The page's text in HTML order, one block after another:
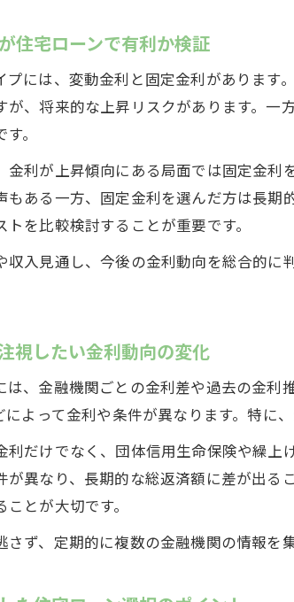
将来の金
金利上昇
返済額を
岐阜県中津川
住宅ロー
金利動向
住宅ローン金
住宅ロー
将来の不
住宅ロー
住宅ロー
住宅ローンで有利か検証
プには、変動金利と固定金利がありま
が、将来的な上昇リスクがあります。
。
金利が上昇傾向にある局面では固定金
もある一方、固定金利を選んだ方は長
を比較検討することが重要です。
収入見通し、今後の金利動向を総合的
視したい金利動向の変化
は、金融機関ごとの金利差や過去の金
によって金利や条件が異なります。特に
利だけでなく、団体信用生命保険や繰
が異なり、長期的な総返済額に差が出
とが大切です。
ず、定期的に複数の金融機関の情報を